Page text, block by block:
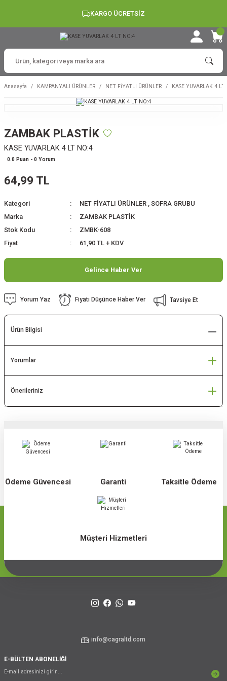
KARGO ÜCRETSİZ
Anasayfa KAMPANYALI ÜRÜNLER NET FİYATLI ÜRÜNLER KASE YUVARLAK 4 LT
ZAMBAK PLASTİK
KASE YUVARLAK 4 LT NO:4
0.0 Puan - 0 Yorum
64,99 TL
Kategori NET FİYATLI ÜRÜNLER , SOFRA GRUBU
Marka
ZAMBAK PLASTİK
Stok Kodu
ZMBK-608
Fiyat
61,90 TL + KDV
Gelince Haber Ver
Yorum Yaz Fiyatı Düşünce Haber Ver Tavsiye Et
Ürün Bilgisi
Yorumlar
Önerileriniz
Ödeme Güvencesi Garanti Taksitle Ödeme
Müşteri Hizmetleri
info@cagraltd.com
E-BÜLTEN ABONELİĞİ